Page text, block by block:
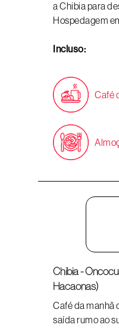
a Chibia para
Hospedagem
Incluso:
Café
Chibia -
Hacaonas)
Café da manhã
saída rumo ao